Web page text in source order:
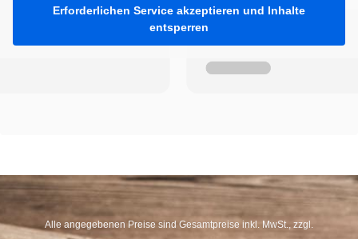
Erforderlichen Service akzeptieren und Inhalte
entsperren
Alle angegebenen Preise sind Gesamtpreise inkl. MwSt., zzgl.